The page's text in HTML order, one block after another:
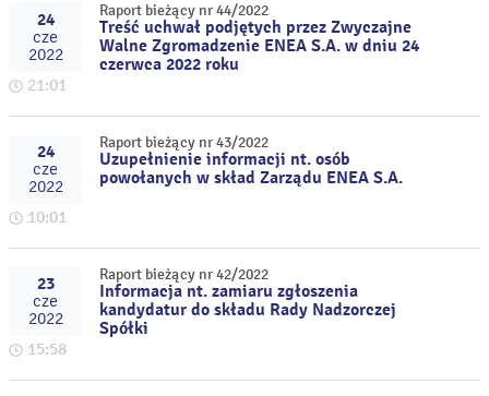
24
cze
2022
21:01
Raport bieżący nr 44/2022
Treść uchwał podjętych przez Zwyczajne
Walne Zgromadzenie ENEA S.A. w dniu 24
czerwca 2022 roku
24
cze
2022
10:01
Raport bieżący nr 43/2022
Uzupełnienie informacji nt. osób
powołanych w skład Zarządu ENEA S.A.
23
cze
2022
15:58
Raport bieżący nr 42/2022
Informacja nt. zamiaru zgłoszenia
kandydatur do składu Rady Nadzorczej
Spółki